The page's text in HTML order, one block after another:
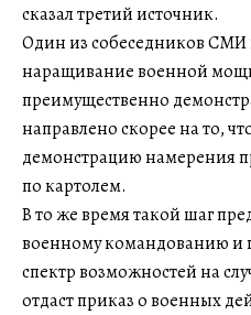
сказал третий источник.
Один из собеседников СМИ
наращивание военной
преимущественно
направлено скорее на то,
демонстрацию намерения
по картолем.
В то же время такой шаг
военному командованию
спектр возможностей на
отдаст приказ о военных